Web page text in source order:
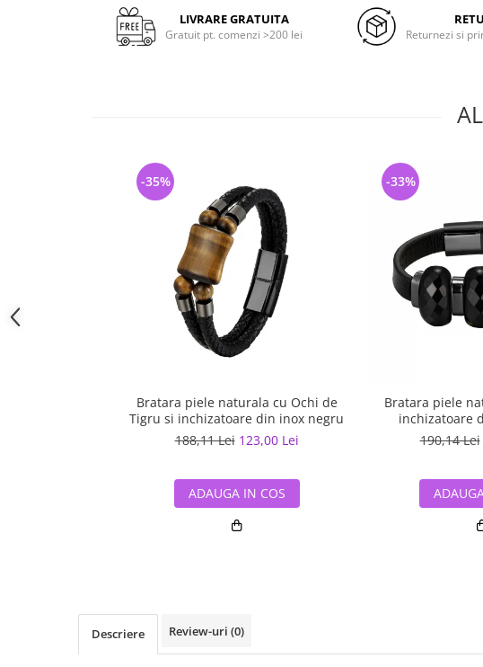
LIVRARE GRATUITA
Gratuit pt. comenzi >200 lei Returnezi si
Bratara piele naturala cu Ochi de
Tigru si inchizatoare din inox negru
188,11 Lei 123,00 Lei
-35%
ADAUGA IN COS
Bratara piele
inchizatoare
190,14 Lei
-33%
Descriere Review-uri (0)